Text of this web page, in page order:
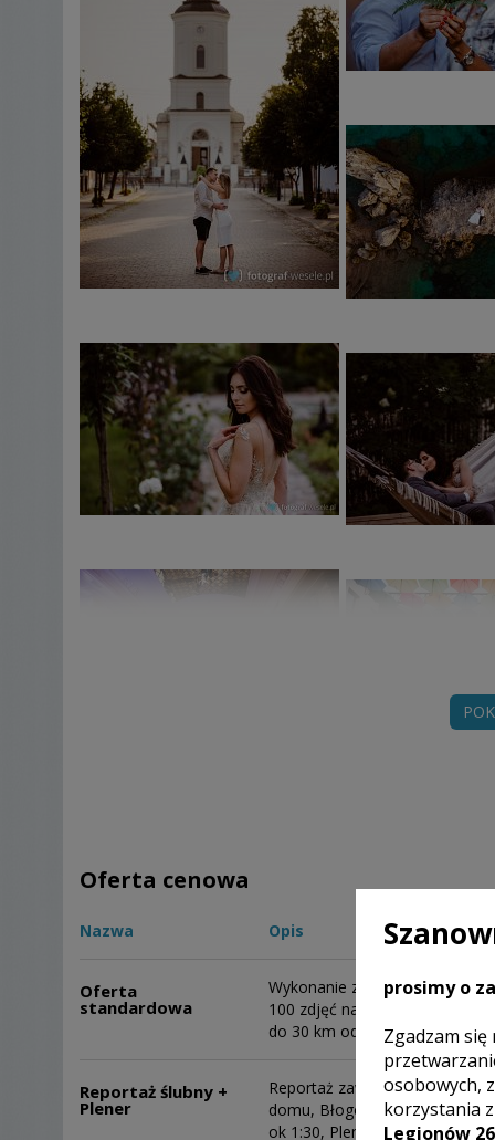
Oferta cenowa
Nazwa Opis
Oferta
standardowa
Wykonanie zdjęć od
100 zdjęć na ustalonym
do 30 km od miasta.
Reportaż ślubny +
Plener
Reportaż zawiera:
domu, Błogosławieństwa,
ok 1:30, Plener w innym dniu.
prosimy o
Zgadzam
osobowych,
korzystania
Legionów